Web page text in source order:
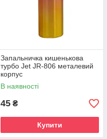
Запальничка кишенькова
турбо Jet JR-806 металевий
корпус
В наявності
45 ₴
Купити